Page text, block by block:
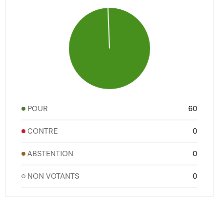
POUR 60
CONTRE 0
ABSTENTION 0
NON VOTANTS 0